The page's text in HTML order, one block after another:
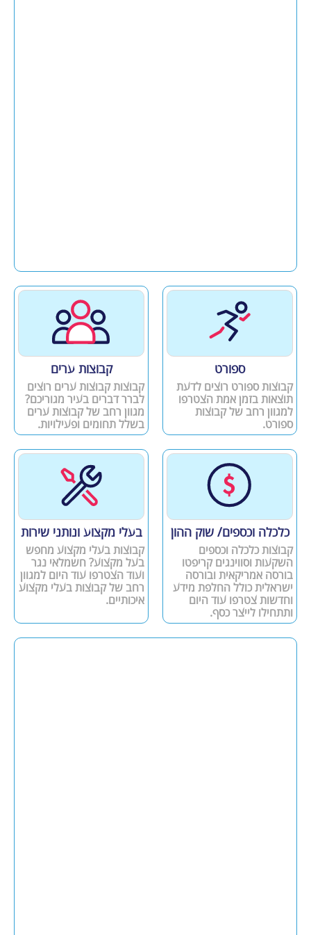
ספורט
קבוצות ספורט רוצים לדעת
תוצאות בזמן אמת הצטרפו
למגוון רחב של קבוצות
ספורט.
קבוצות ערים
קבוצות קבוצות ערים רוצים
לברר דברים בעיר מגוריכם?
מגוון רחב של קבוצות ערים
בשלל תחומים ופעילויות.
כלכלה וכספים/ שוק ההון
קבוצות כלכלה וכספים
השקעות וסווינגים קריפטו
בורסה אמריקאית ובורסה
ישראלית כולל החלפת מידע
וחדשות צטרפו עוד היום
ותתחילו לייצר כסף.
בעלי מקצוע ונותני שירות
קבוצות בעלי מקצוע מחפש
בעל מקצוע? חשמלאי נגר
ועוד הצטרפו עוד היום למגוון
רחב של קבוצות בעלי מקצוע
איכותיים.